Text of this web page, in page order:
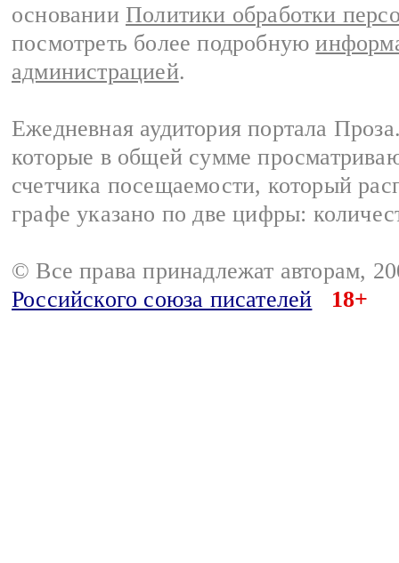
основании Политики обработки
посмотреть более подробную
администрацией.
Ежедневная аудитория портала
которые в общей сумме
счетчика посещаемости, который
графе указано по две цифры:
© Все права принадлежат авторам,
Российского союза писателей
18+